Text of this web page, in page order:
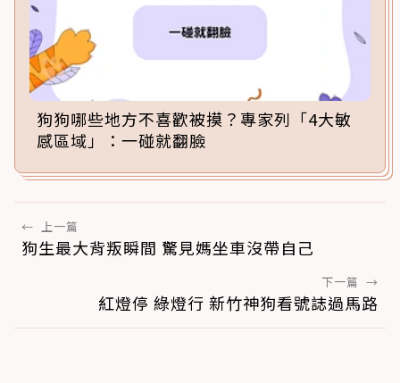
狗狗哪些地方不喜歡被摸？專家列「4大敏
感區域」：一碰就翻臉
← 上一篇
狗生最大背叛瞬間 驚見媽坐車沒帶自己
下一篇 →
紅燈停 綠燈行 新竹神狗看號誌過馬路